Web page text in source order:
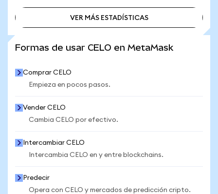
VER MÁS ESTADÍSTICAS
Formas de usar CELO en MetaMask
Comprar CELO
Empieza en pocos pasos.
Vender CELO
Cambia CELO por efectivo.
Intercambiar CELO
Intercambia CELO en y entre blockchains.
Predecir
Opera con CELO y mercados de predicción cripto.